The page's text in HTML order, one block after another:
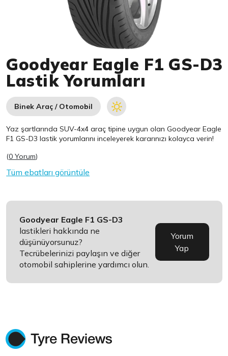
Goodyear Eagle F1 GS-D3
Lastik Yorumları
Binek Araç / Otomobil
Yaz şartlarında SUV-4x4 araç tipine uygun olanGoodyear Eagle
F1 GS-D3 lastik yorumlarını inceleyerek kararınızı kolayca verin!
(0 Yorum)
Tüm ebatları görüntüle
Goodyear Eagle F1 GS-D3
lastikleri hakkında ne
düşünüyorsunuz?
Tecrübelerinizi paylaşın ve diğer
otomobil sahiplerine yardımcı olun.
Yorum
Yap